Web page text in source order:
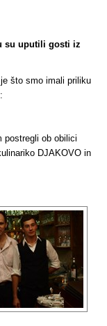
su uputili gosti iz
što smo imali priliku
postregli ob obilici
DJAKOVO in